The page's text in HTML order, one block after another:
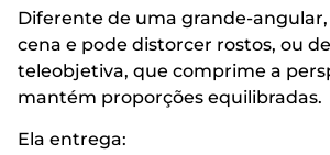
Diferente de uma grande-
cena e pode distorcer rostos, ou
teleobjetiva, que comprime a
mantém proporções equilibradas.
Ela entrega: